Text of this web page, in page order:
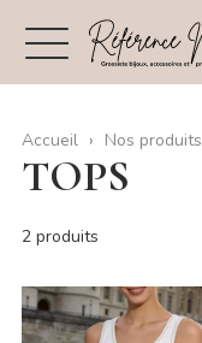
Accueil Nos produits
TOPS
2 produits